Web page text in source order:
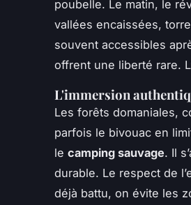
poubelle. Le matin, le
vallées encaissées,
souvent accessibles
offrent une liberté rare.
L'immersion
Les forêts domaniales,
parfois le bivouac en
le camping sauvage. Il
durable. Le respect de
déjà battu, on évite les